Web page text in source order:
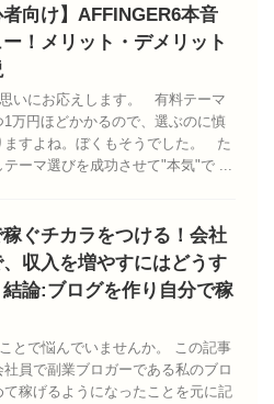
者向け】AFFINGER6本音
！メリット・デメリット
いにお応えします。 有料テーマ
1万円ほどかかるので、選ぶのに慎
ますよね。ぼくもそうでした。 た
テーマ選びを成功させて"本気"で ...
稼ぐチカラをつける！会社
収入を増やすにはどうす
論:ブログを作り自分で稼
とで悩んでいませんか。 この記事
社員で副業ブロガーである私のブロ
て稼げるようになったことを元に記